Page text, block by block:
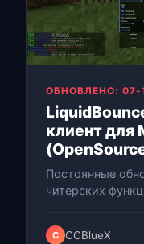
ОБНОВЛЕНО: 07-
клиент для
Постоянные
читерских
для Minecraft.
C CCBlueX